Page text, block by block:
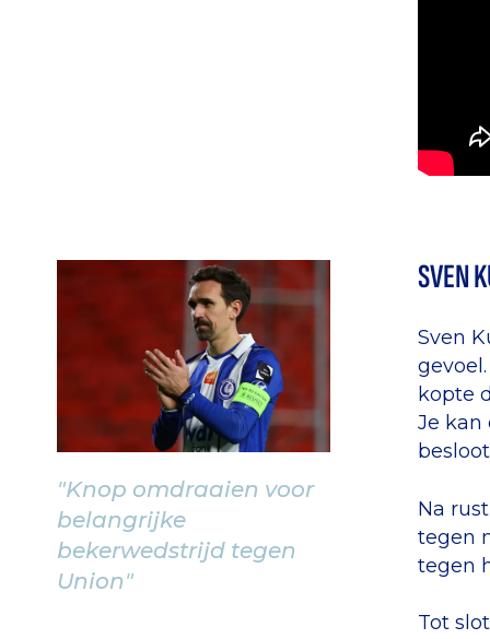
"Knop omdraaien voor
belangrijke
bekerwedstrijd tegen
Union"
SVEN
Sven
kopte
Je kan
Na
tegen
tegen
Tot